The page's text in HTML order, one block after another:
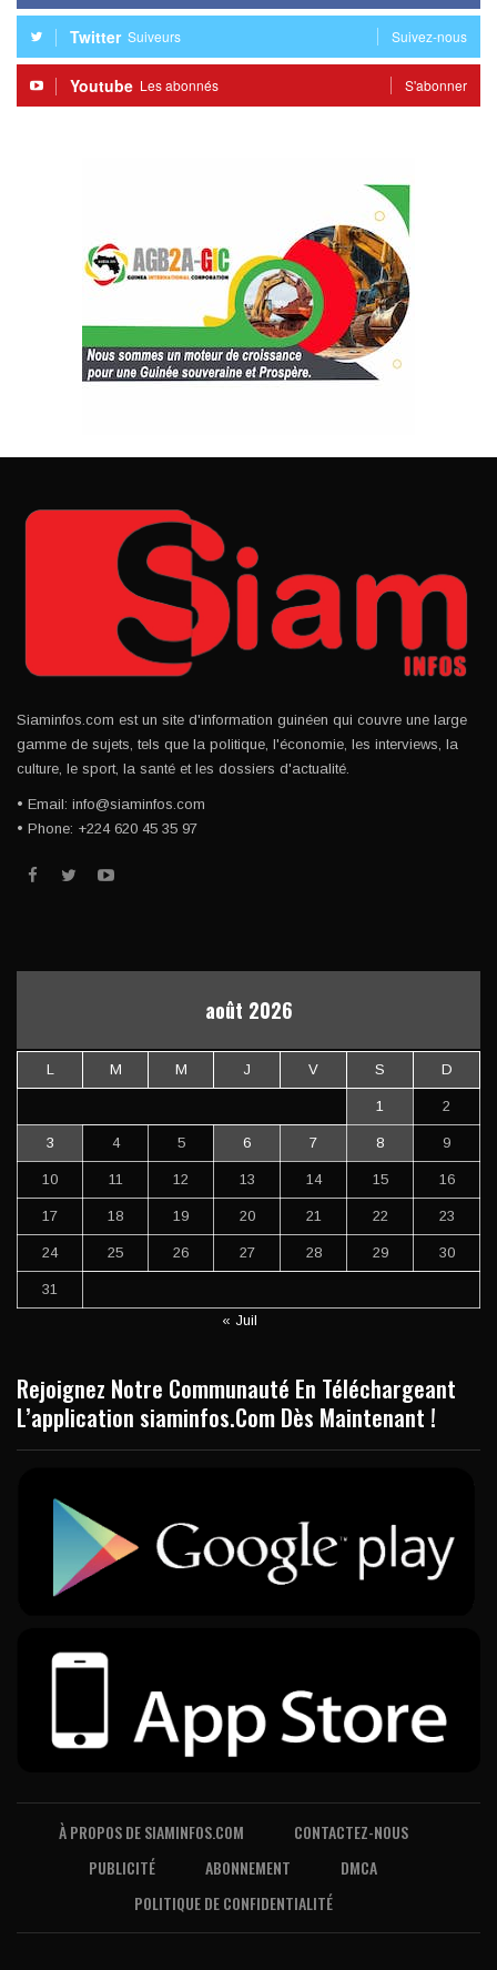
Twitter Suiveurs Suivez-nous
Youtube Les abonnés S'abonner
Siaminfos.com est un site d'information guinéen qui couvre une large
gamme de sujets, tels que la politique, l'économie, les interviews, la
culture, le sport, la santé et les dossiers d'actualité.
• Email: info@siaminfos.com
• Phone: +224 620 45 35 97
août 2026
L M M J V S D
1 2
3 4 5 6 7 8 9
10 11 12 13 14 15 16
17 18 19 20 21 22 23
24 25 26 27 28 29 30
31
« Juil
Rejoignez Notre Communauté En Téléchargeant
L’application siaminfos.Com Dès Maintenant !
À PROPOS DE SIAMINFOS.COM
CONTACTEZ-NOUS
PUBLICITÉ
ABONNEMENT
DMCA
POLITIQUE DE CONFIDENTIALITÉ